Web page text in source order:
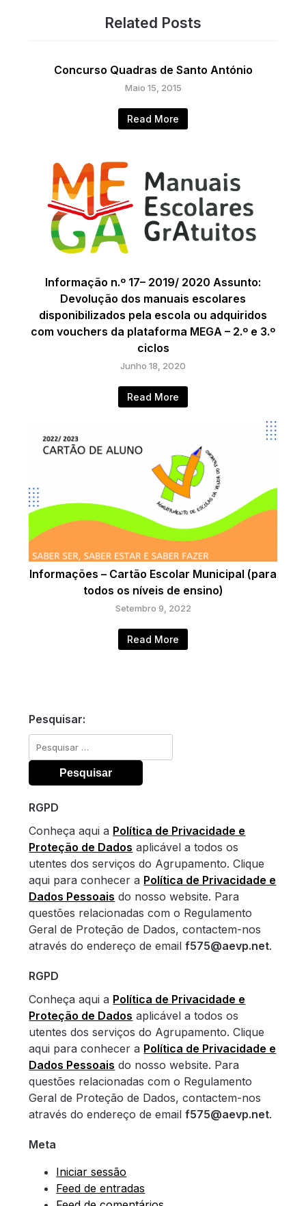
Related Posts
Concurso Quadras de Santo António
Maio 15, 2015
Read More
Informação n.º 17– 2019/ 2020 Assunto:
Devolução dos manuais escolares
disponibilizados pela escola ou adquiridos
com vouchers da plataforma MEGA – 2.º e 3.º
ciclos
Junho 18, 2020
Read More
Informações – Cartão Escolar Municipal (para
todos os níveis de ensino)
Setembro 9, 2022
Read More
Pesquisar:
Pesquisar
por:
RGPD
Conheça aqui a Política de Privacidade e
Proteção de Dados aplicável a todos os
utentes dos serviços do Agrupamento. Clique
aqui para conhecer a Política de Privacidade e
Dados Pessoais do nosso website. Para
questões relacionadas com o Regulamento
Geral de Proteção de Dados, contactem-nos
através do endereço de emailf575@aevp.net.
RGPD
Conheça aqui a Política de Privacidade e
Proteção de Dados aplicável a todos os
utentes dos serviços do Agrupamento. Clique
aqui para conhecer a Política de Privacidade e
Dados Pessoais do nosso website. Para
questões relacionadas com o Regulamento
Geral de Proteção de Dados, contactem-nos
através do endereço de emailf575@aevp.net.
Meta
Iniciar sessão
Feed de entradas